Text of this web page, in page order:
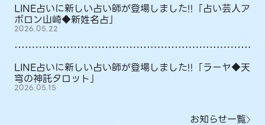
LINE占いに新しい占い師が登場しました!!「占い芸人ア
ポロン山崎◆新姓名占」
2026.05.22
LINE占いに新しい占い師が登場しました!!「ラーヤ◆天
穹の神託タロット」
2026.05.15
お知らせ一覧